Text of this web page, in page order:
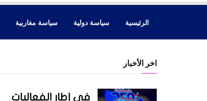
الرئيسية سياسة دولية سياسة مغاربية
اخر الأخبار
في إطار الفعاليات